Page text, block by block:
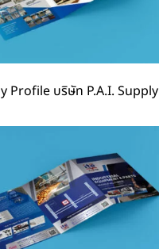
Profile บริษัท P.A.I. Supply